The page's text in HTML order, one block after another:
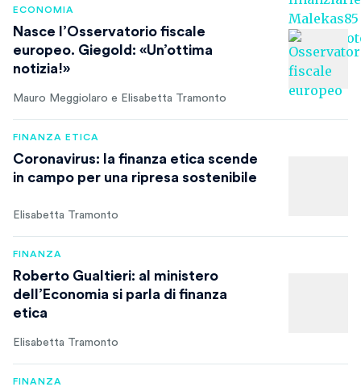
ECONOMIA
Nasce l’Osservatorio fiscale
europeo. Giegold: «Un’ottima
notizia!»
Mauro Meggiolaro e Elisabetta Tramonto
FINANZA ETICA
Coronavirus: la finanza etica scende
in campo per una ripresa sostenibile
Elisabetta Tramonto
FINANZA
Roberto Gualtieri: al ministero
dell’Economia si parla di finanza
etica
Elisabetta Tramonto
FINANZA